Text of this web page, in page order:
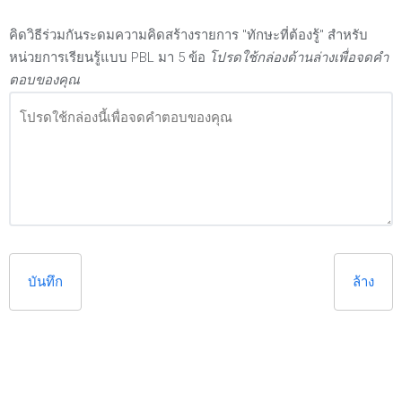
คิดวิธีร่วมกันระดมความคิดสร้างรายการ "ทักษะที่ต้องรู้" สำหรับ
หน่วยการเรียนรู้แบบ PBL มา 5 ข้อ โปรดใช้กล่องด้านล่างเพื่อจดคำ
ตอบของคุณ
บันทึก ล้าง